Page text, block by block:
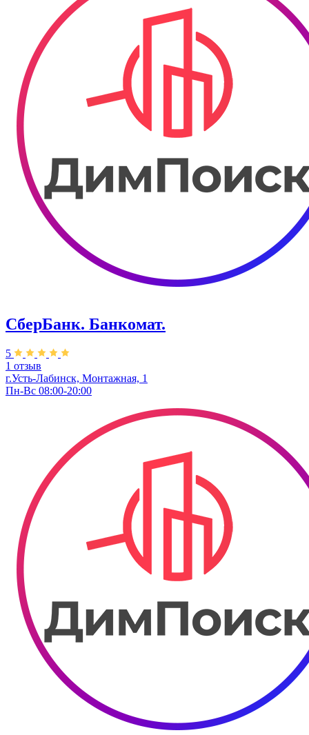
СберБанк. Банкомат.
5
1 отзыв
г.Усть-Лабинск, ​Монтажная, 1
Пн-Вс 08:00-20:00